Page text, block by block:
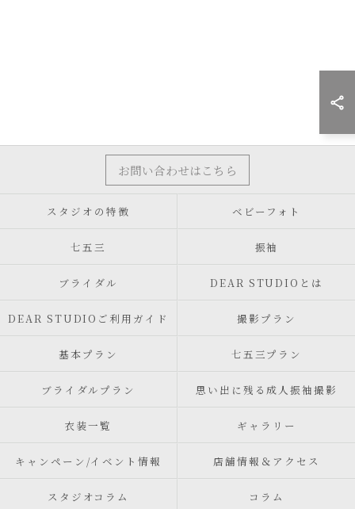
お問い合わせはこちら
スタジオの特徴 ベビーフォト
七五三 振袖
ブライダル DEAR STUDIOとは
DEAR STUDIOご利用ガイド 撮影プラン
基本プラン 七五三プラン
ブライダルプラン 思い出に残る成人振袖撮影
衣装一覧 ギャラリー
キャンペーン/イベント情報 店舗情報＆アクセス
スタジオコラム コラム